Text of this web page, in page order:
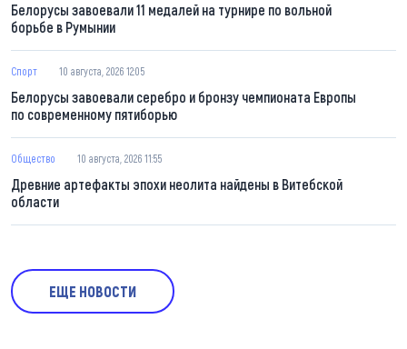
Белорусы завоевали 11 медалей на турнире по вольной
борьбе в Румынии
Спорт 10 августа, 2026 12:05
Белорусы завоевали серебро и бронзу чемпионата Европы
по современному пятиборью
Общество 10 августа, 2026 11:55
Древние артефакты эпохи неолита найдены в Витебской
области
ЕЩЕ НОВОСТИ